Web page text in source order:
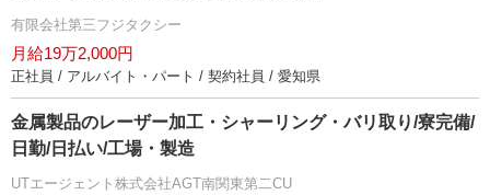
有限会社第三フジタクシー
月給19万2,000円
正社員 / アルバイト・パート / 契約社員 / 愛知県
金属製品のレーザー加工・シャーリング・バリ取り/寮完備/
日勤/日払い/工場・製造
UTエージェント株式会社AGT南関東第二CU